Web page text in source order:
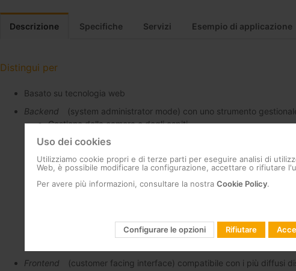
all'inizio
della
immagini
Descrizione Specifiche Servizi Esempio di applicazione
Distingui per
Basato su tecnologia web
Backend
(system administrator mode) con uno strumento
Gestione della camera e degli ospiti
Configurazione TV/STB
Controllo dell'elenco canali
Personalizzazione del messaggio di benvenuto, del logo
Visualizzazione delle statistiche come: utilizzo del servizio
Configurazione della rete dell'hotel
Gestione di altri servizi di intrattenimento inclusi come
Frontend
(customer facing interface) compatibile con i più diffusi
Uso dei cookies
Utilizziamo cookie propri e di terze parti per eseguire analisi di
Web, è possibile modificare la configurazione, accettare o rifiutare
Per avere più informazioni, consultare la nostra Cookie Policy.
Configurare le opzioni Rifiutare